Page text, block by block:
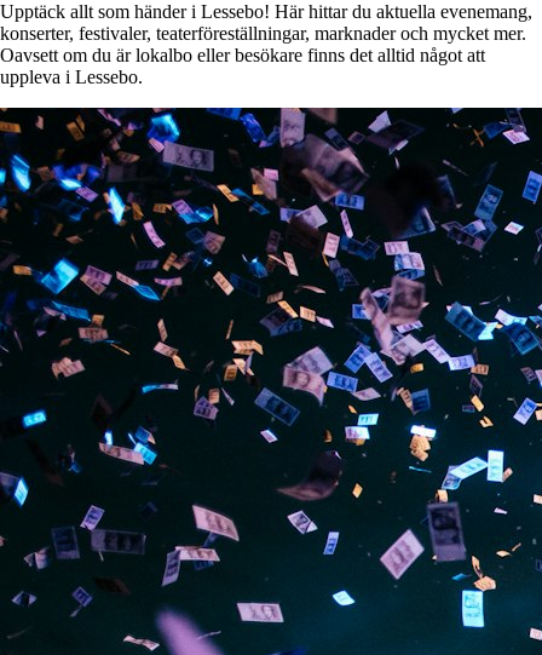
Upptäck allt som händer i Lessebo! Här hittar du aktuella evenemang,
konserter, festivaler, teaterföreställningar, marknader och mycket mer.
Oavsett om du är lokalbo eller besökare finns det alltid något att
uppleva i Lessebo.